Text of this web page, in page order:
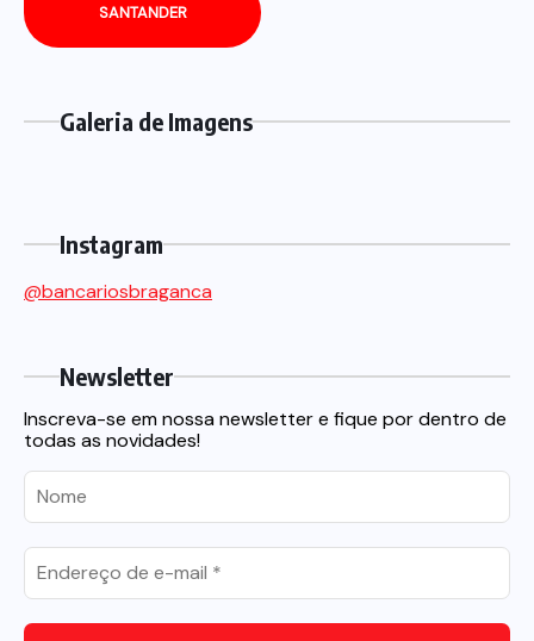
SANTANDER
Galeria de Imagens
Instagram
@bancariosbraganca
Newsletter
Inscreva-se em nossa newsletter e fique por dentro de
todas as novidades!